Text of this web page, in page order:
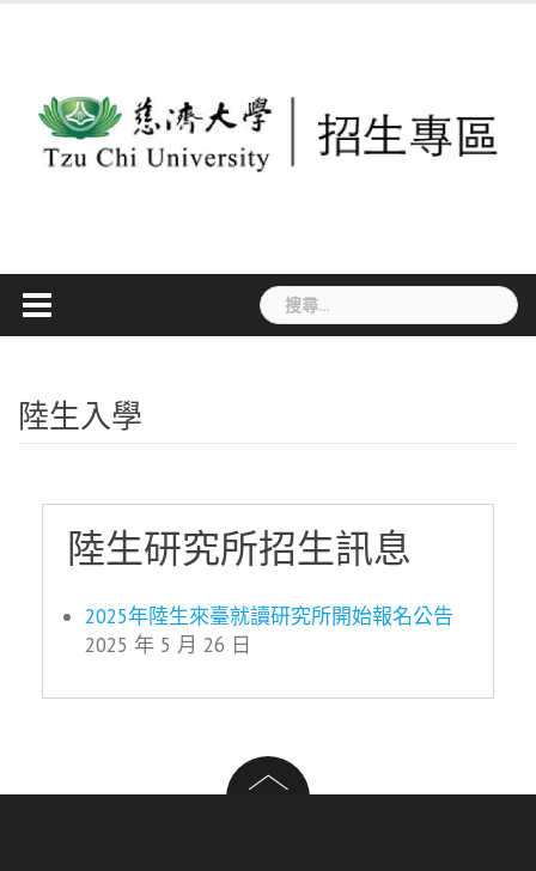
搜
尋
陸生入學
陸生研究所招生訊息
2025年陸生來臺就讀研究所開始報名公告
2025 年 5 月 26 日